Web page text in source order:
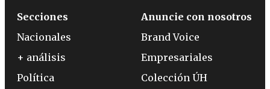
Secciones
Nacionales
+ análisis
Política
Anuncie con nosotros
Brand Voice
Empresariales
Colección ÚH